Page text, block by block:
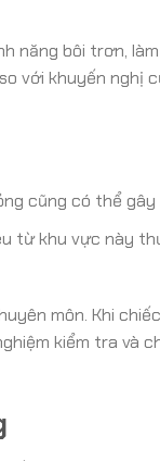
năng bôi trơn,
với khuyến nghị
cũng có thể
từ khu vực này
môn. Khi
kiểm tra và